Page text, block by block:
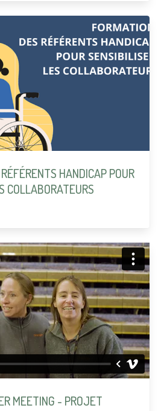
HANDICAP POUR
COLLABORATEURS
MEETING - PROJET